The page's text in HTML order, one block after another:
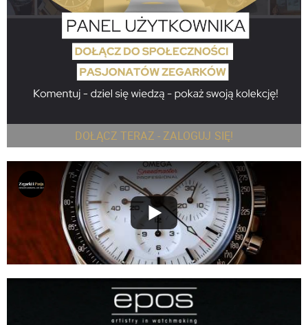
DOŁĄCZ TERAZ - ZALOGUJ SIĘ!